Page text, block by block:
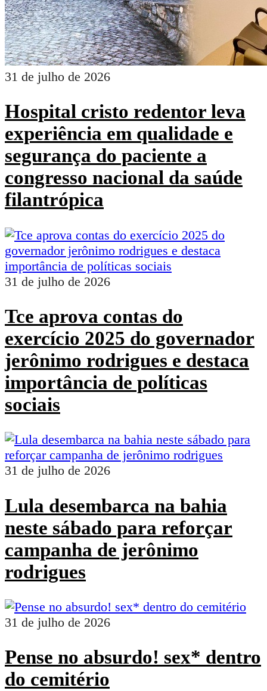
31 de julho de 2026
Hospital cristo redentor leva
experiência em qualidade e
segurança do paciente a
congresso nacional da saúde
filantrópica
31 de julho de 2026
Tce aprova contas do
exercício 2025 do governador
jerônimo rodrigues e destaca
importância de políticas
sociais
31 de julho de 2026
Lula desembarca na bahia
neste sábado para reforçar
campanha de jerônimo
rodrigues
31 de julho de 2026
Pense no absurdo! sex* dentro
do cemitério